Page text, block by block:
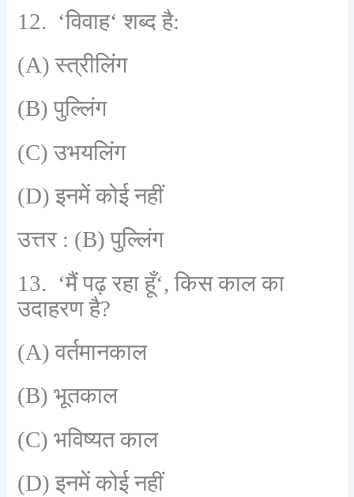
12. ‘विवाह‘शब्द है:
(A)स्त्रीलिंग
(B)पुल्लिंग
(C)उभयलिंग
(D)इनमें कोई नहीं
उत्तर : (B)पुल्लिंग
13. ‘मैं पढ़ रहा हूँ‘,किस काल का
उदाहरण है?
(A)वर्तमानकाल
(B)भूतकाल
(C)भविष्यत काल
(D)इनमें कोई नहीं